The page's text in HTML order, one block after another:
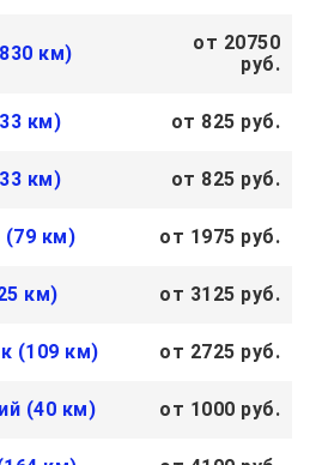
км)
от 20750
руб.
км) от 825 руб.
км) от 825 руб.
км) от 1975 руб.
км) от 3125 руб.
(109 км) от 2725 руб.
(40 км) от 1000 руб.